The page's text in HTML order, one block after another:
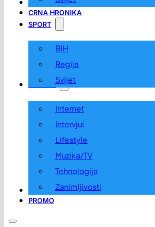
LOKALNO
CRNA HRONIKA
SPORT
BiH
Regija
Svijet
ZABAVA
Internet
Intervjui
Lifestyle
Muzika/TV
Tehnologija
Zanimljivosti
OGLASI I KONKURSI
PROMO